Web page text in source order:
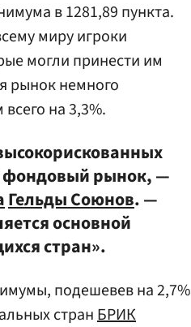
в 1281,89 пункта.
миру игроки
могли принести им
рынок немного
на 3,3%.
фондовый рынок, —
Гельды Союнов. —
основной
стран».
подешевев на 2,7%
странБРИК